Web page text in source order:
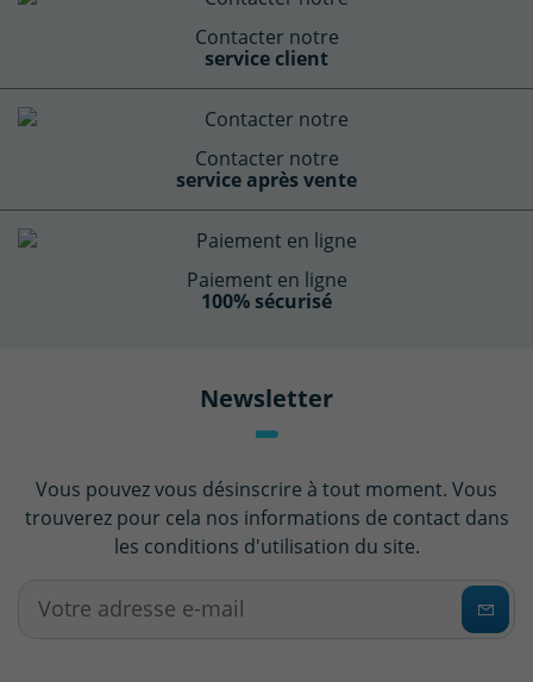
Contacter notre
service client
Contacter notre
service après vente
Paiement en ligne
100% sécurisé
Newsletter
Vous pouvez vous désinscrire à tout moment. Vous
trouverez pour cela nos informations de contact dans
les conditions d'utilisation du site.